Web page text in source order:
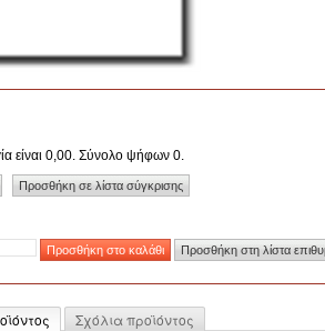
είναι 0,00. Σύνολο ψήφων 0.
Σχόλια προϊόντος